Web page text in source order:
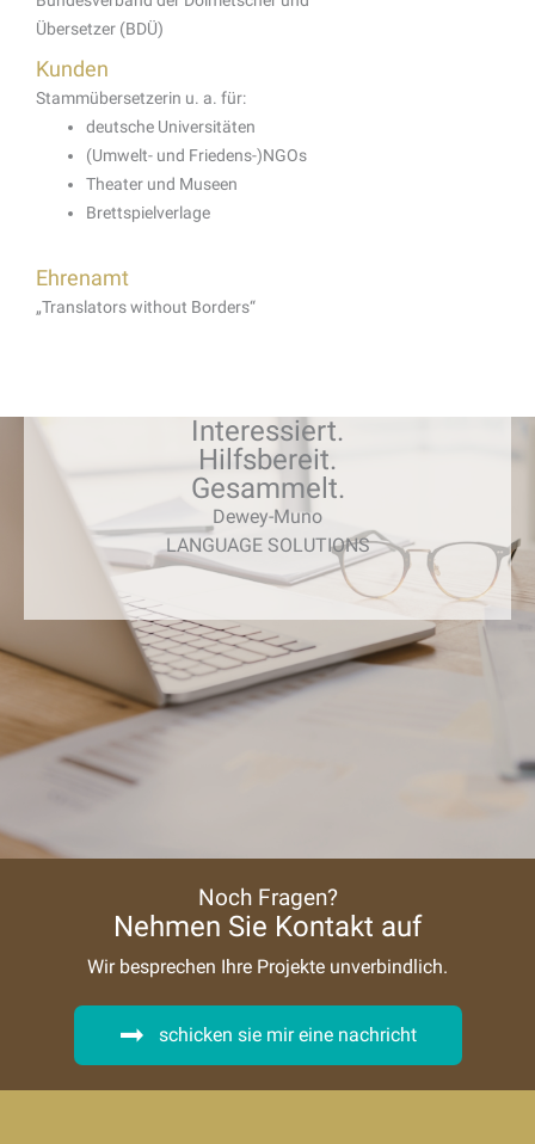
Übersetzer (BDÜ)
Kunden
Stammübersetzerin u. a. für:
deutsche Universitäten
(Umwelt- und Friedens-)NGOs
Theater und Museen
Brettspielverlage
Ehrenamt
„Translators without Borders“
Interessiert.
Hilfsbereit.
Gesammelt.
Dewey-Muno
LANGUAGE SOLUTIONS
Noch Fragen?
Nehmen Sie Kontakt auf
Wir besprechen Ihre Projekte unverbindlich.
schicken sie mir eine nachricht